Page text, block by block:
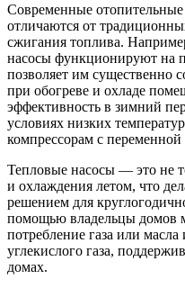
Современные отопительные
отличаются от
сжигания топлива.
насосы функционируют на
позволяет им существенно
при обогреве и охладе
эффективность в зимний
условиях низких
компрессорам с
Тепловые насосы — это не
и охлаждения летом, что
решением для
помощью владельцы домов
потребление газа или
углекислого газа,
домах.